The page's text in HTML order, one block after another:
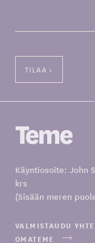
Käyntiosoite: John
krs
(Sisään meren
VALMISTAUDU
OMATEME